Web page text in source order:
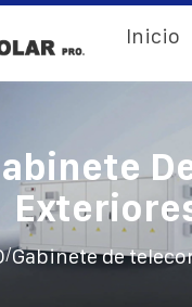
Inicio
/Gabinete de